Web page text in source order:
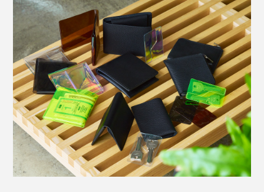
よく使うカードは出し入れしやすい左側へ。使用頻度が
少ないカードは右側へまとめて収納すると、上部の硬貨
入れとの厚みも揃えられます。
個人的に使いやすくて気に入っているのが、硬貨入れ。
こう見えて、入れられる硬貨はたっぷり10枚ほど。逆さ
まに持ってもこぼれないよう、フラップ＆スナップボタ
ン付きです（2026年1月販売分より仕様変更）。
靴に例えるなら、革靴とスニーカーのようなもの。